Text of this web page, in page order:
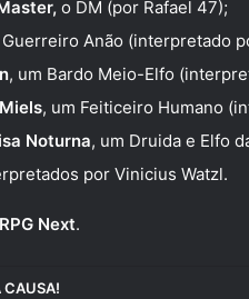
o DM (por Rafael 47);
Guerreiro Anão (interpretado
, um Bardo Meio-Elfo
, um Feiticeiro Humano
Noturna, um Druida e Elfo
por Vinicius Watzl.
RPG Next.
CAUSA!